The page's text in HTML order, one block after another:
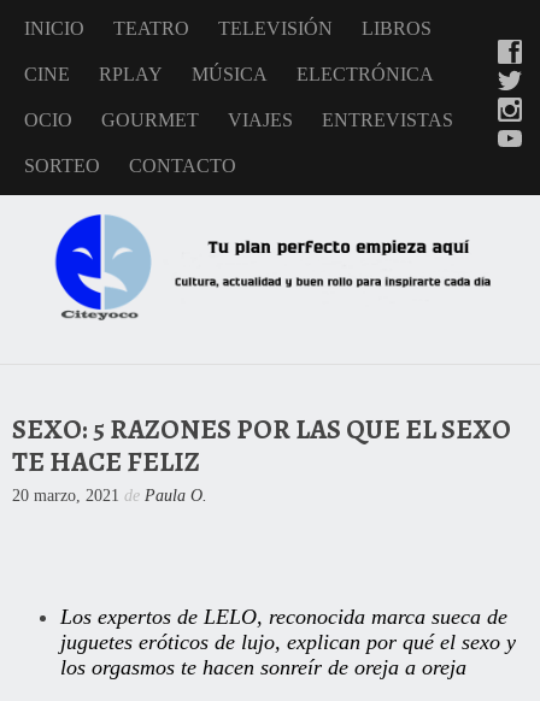
INICIO TEATRO TELEVISIÓN LIBROS
CINE RPLAY MÚSICA ELECTRÓNICA
OCIO GOURMET VIAJES ENTREVISTAS
SORTEO CONTACTO
SEXO: 5 RAZONES POR LAS QUE EL SEXO
TE HACE FELIZ
20 marzo, 2021 de Paula O.
Los expertos de LELO, reconocida marca sueca de
juguetes eróticos de lujo, explican por qué el sexo y
los orgasmos te hacen sonreír de oreja a oreja